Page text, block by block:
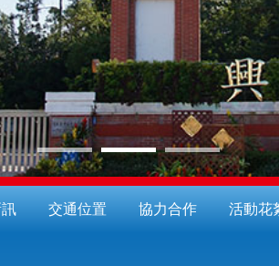
交通位置 協力合作 活動花